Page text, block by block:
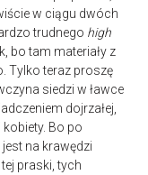
w ciągu dwóch
trudnego high
bo tam materiały z
Tylko teraz proszę
siedzi w ławce
dojrzałej,
Bo po
na krawędzi
praski, tych